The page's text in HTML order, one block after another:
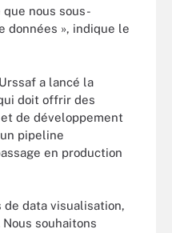
que nous sous-
données », indique le
a lancé la
doit offrir des
de développement
pipeline
en production
data visualisation,
souhaitons